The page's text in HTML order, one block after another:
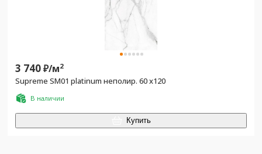
3 740₽/м2
Supreme SM01 platinum неполир. 60 х120
В наличии
Купить